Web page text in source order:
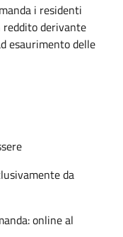
i residenti
reddito derivante
esaurimento delle
da
online al